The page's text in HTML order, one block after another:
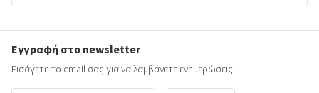
Εγγραφή στο newsletter
Εισάγετε το email σας για να λαμβάνετε ενημερώσεις!